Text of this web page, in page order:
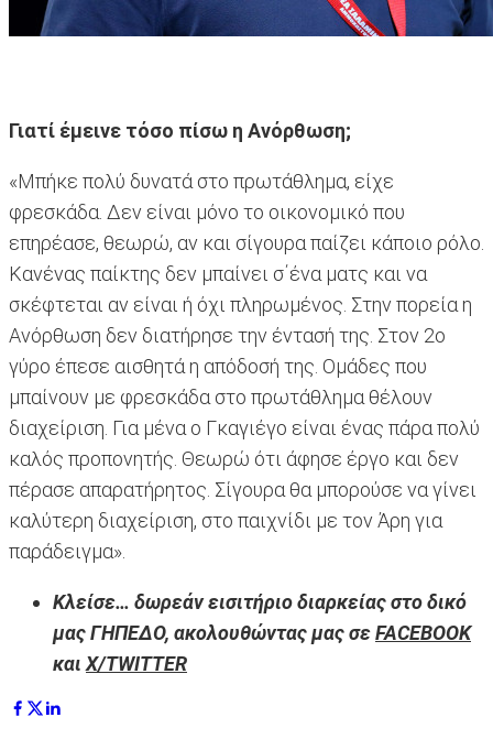
Γιατί έμεινε τόσο πίσω η Ανόρθωση;
«Μπήκε πολύ δυνατά στο πρωτάθλημα, είχε
φρεσκάδα. Δεν είναι μόνο το οικονομικό που
επηρέασε, θεωρώ, αν και σίγουρα παίζει κάποιο ρόλο.
Κανένας παίκτης δεν μπαίνει σ΄ένα ματς και να
σκέφτεται αν είναι ή όχι πληρωμένος. Στην πορεία η
Ανόρθωση δεν διατήρησε την έντασή της. Στον 2ο
γύρο έπεσε αισθητά η απόδοσή της. Ομάδες που
μπαίνουν με φρεσκάδα στο πρωτάθλημα θέλουν
διαχείριση. Για μένα ο Γκαγιέγο είναι ένας πάρα πολύ
καλός προπονητής. Θεωρώ ότι άφησε έργο και δεν
πέρασε απαρατήρητος. Σίγουρα θα μπορούσε να γίνει
καλύτερη διαχείριση, στο παιχνίδι με τον Άρη για
παράδειγμα».
Κλείσε… δωρεάν εισιτήριο διαρκείας στο δικό
μας ΓΗΠΕΔΟ, ακολουθώντας μας σεFACEBOOK
καιX/TWITTER